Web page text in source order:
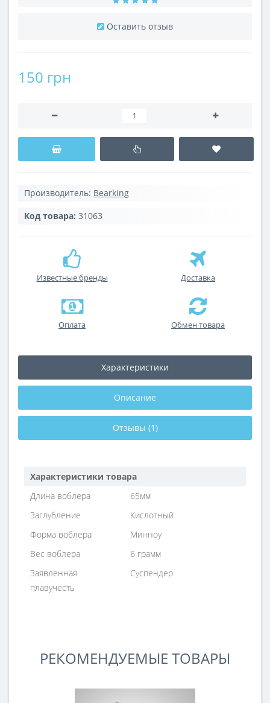
Оставить отзыв
150 грн
Производитель: Bearking
Код товара: 31063
Известные бренды Доставка
Оплата Обмен товара
Характеристики
Описание
Отзывы (1)
Характеристики товара
Длина воблера
65мм
Заглубление
Кислотный
Форма воблера
Минноу
Вес воблера
6 грамм
Заявленная
плавучесть
Суспендер
РЕКОМЕНДУЕМЫЕ ТОВАРЫ